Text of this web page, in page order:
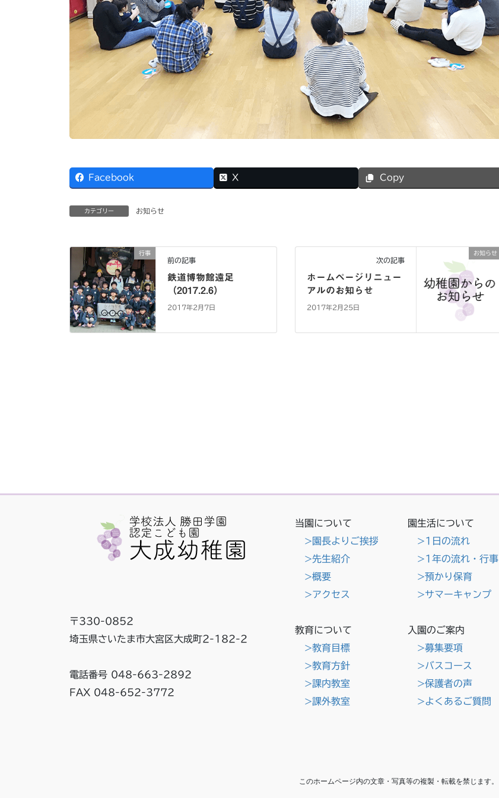
Facebook X Copy
カテゴリー お知らせ
行事
前の記事
鉄道博物館遠足
（2017.2.6）
2017年2月7日
お知らせ
次の記事
ホームページリニュー
アルのお知らせ
2017年2月25日
〒330-0852
埼玉県さいたま市大宮区大成町2-182-2
電話番号 048-663-2892
FAX 048-652-3772
当園について
>園長よりご挨拶
>先生紹介
>概要
>アクセス
教育について
>教育目標
>教育方針
>課内教室
>課外教室
園生活について
>1日の流れ
>1年の流れ・行事
>預かり保育
>サマーキャンプ
入園のご案内
>募集要項
>バスコース
>保護者の声
>よくあるご質問
このホームページ内の文章・写真等の複製・転載を禁じます。